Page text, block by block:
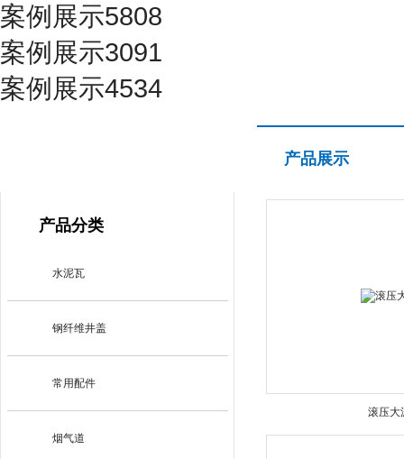
案例展示5808
案例展示3091
案例展示4534
产品分类
水泥瓦
钢纤维井盖
常用配件
烟气道
产品展示
滚压大